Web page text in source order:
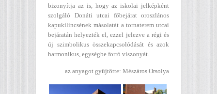
bizonyítja az is, hogy az iskolai jelképként
szolgáló Donáti utcai főbejárat oroszlános
kapukilincsének másolatát a tornaterem utcai
bejáratán helyezték el, ezzel jelezve a régi és
új szimbolikus összekapcsolódását és azok
harmonikus, egységbe forró viszonyát.
az anyagot gyűjtötte: Mészáros Orsolya